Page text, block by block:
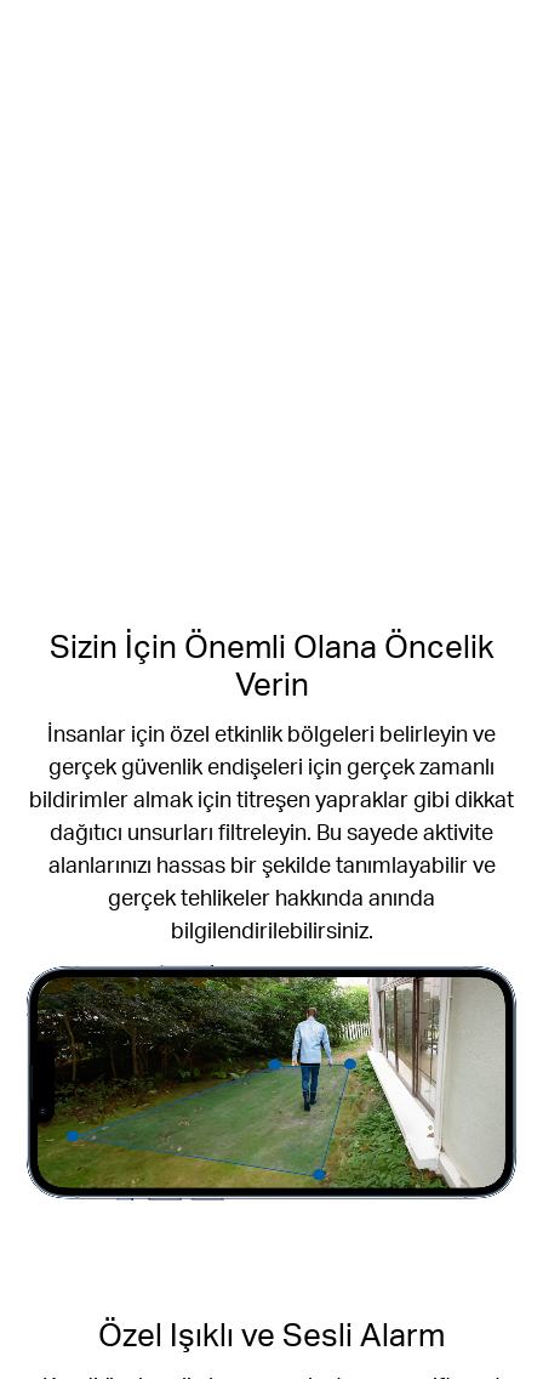
Sizin İçin Önemli Olana Öncelik
Verin
İnsanlar için özel etkinlik bölgeleri belirleyin ve
gerçek güvenlik endişeleri için gerçek zamanlı
bildirimler almak için titreşen yapraklar gibi dikkat
dağıtıcı unsurları filtreleyin. Bu sayede aktivite
alanlarınızı hassas bir şekilde tanımlayabilir ve
gerçek tehlikeler hakkında anında
bilgilendirilebilirsiniz.
Özel Işıklı ve Sesli Alarm